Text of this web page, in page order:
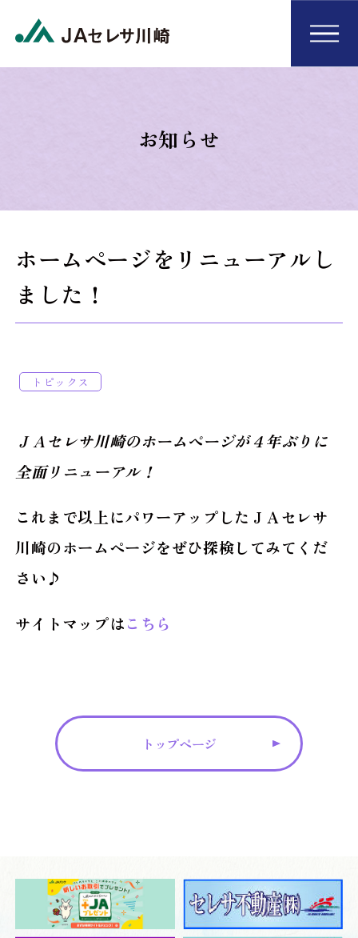
お知らせ
ホームページをリニューアルし
ました！
トピックス
ＪＡセレサ川崎のホームページが４年ぶりに
全面リニューアル！
これまで以上にパワーアップしたＪＡセレサ
川崎のホームページをぜひ探検してみてくだ
さい♪
サイトマップはこちら
トップページ